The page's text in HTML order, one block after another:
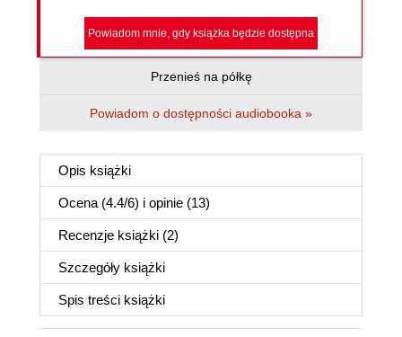
Powiadom mnie, gdy książka będzie dostępna
Przenieś na półkę
Powiadom o dostępności audiobooka »
Opis książki
Ocena (4.4/6) i opinie (13)
Recenzje książki (2)
Szczegóły książki
Spis treści książki